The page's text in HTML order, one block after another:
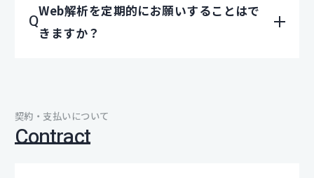
Web解析を定期的にお願いすることはで
きますか？
契約・支払いについて
Contract